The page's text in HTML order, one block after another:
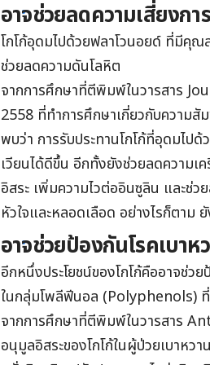
อาจช่วยลดความเสี่ยงกา
โกโก้อุดมไปด้วยฟลาโวนอยด์ ที่มีคุณ
ช่วยลดความดันโลหิต
จากการศึกษาที่ตีพิมพ์ในวารสาร
2558 ที่ทำการศึกษาเกี่ยวกับความสั
พบว่า การรับประทานโกโก้ที่อุดมไปด้
เวียนได้ดีขึ้น อีกทั้งยังช่วยลดความเ
อิสระ เพิ่มความไวต่ออินซูลิน และช่ว
หัวใจและหลอดเลือด อย่างไรก็ตาม
อาจช่วยป้องกันโรคเบาห
อีกหนึ่งประโยชน์ของโกโก้คืออาจช่ว
ในกลุ่มโพลีฟีนอล (Polyphenols)
จากการศึกษาที่ตีพิมพ์ในวารสาร
อนุมูลอิสระของโกโก้ในผู้ป่วยเบาห